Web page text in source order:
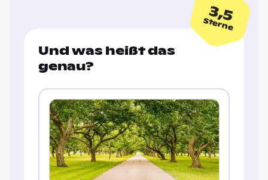
3,5
Sterne
Und was heißt das
genau?